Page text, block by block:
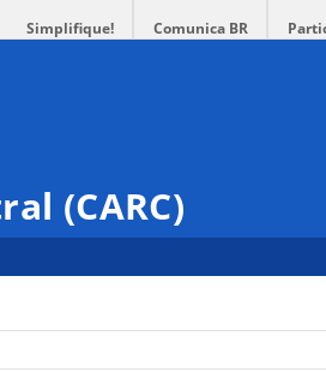
Simplifique! Comunica BR
(CARC)